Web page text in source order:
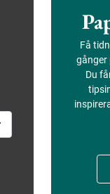
Få
gånger
Du